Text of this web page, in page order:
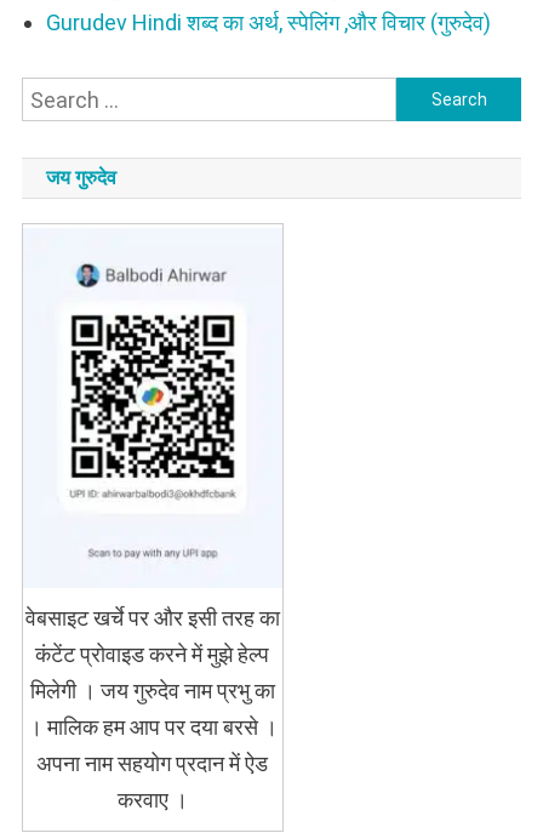
Gurudev Hindi शब्द का अर्थ, स्पेलिंग ,और विचार (गुरुदेव)
Search
जय गुरुदेव
वेबसाइट खर्चे पर और इसी तरह का
कंटेंट प्रोवाइड करने में मुझे हेल्प
मिलेगी । जय गुरुदेव नाम प्रभु का
। मालिक हम आप पर दया बरसे ।
अपना नाम सहयोग प्रदान में ऐड
करवाए ।